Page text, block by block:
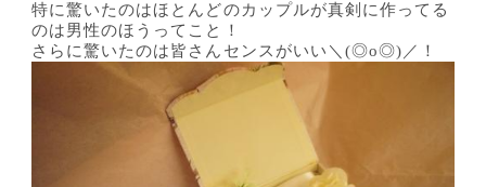
特に驚いたのはほとんどのカップルが真剣に作ってる
のは男性のほうってこと！
さらに驚いたのは皆さんセンスがいい＼(◎o◎)／！